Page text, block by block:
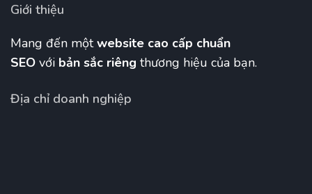
Giới thiệu
Mang đến mộtwebsite cao cấp chuẩn
SEO với bản sắc riêng thương hiệu của bạn.
Địa chỉ doanh nghiệp